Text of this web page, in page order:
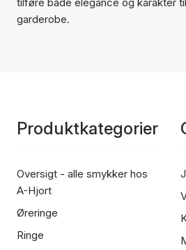
garderobe.
Produktkategorier
Oversigt - alle smykker hos
A-Hjort
Øreringe
Ringe